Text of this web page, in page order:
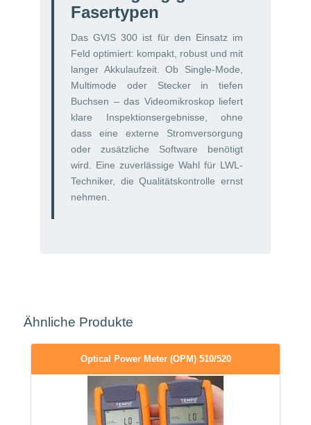
Fasertypen
Das GVIS 300 ist für den Einsatz im
Feld optimiert: kompakt, robust und mit
langer Akkulaufzeit. Ob Single-Mode,
Multimode oder Stecker in tiefen
Buchsen – das Videomikroskop liefert
klare Inspektionsergebnisse, ohne
dass eine externe Stromversorgung
oder zusätzliche Software benötigt
wird. Eine zuverlässige Wahl für LWL-
Techniker, die Qualitätskontrolle ernst
nehmen.
Ähnliche Produkte
Optical Power Meter (OPM) 510/520